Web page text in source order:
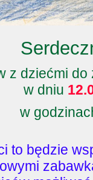
z dziećmi
w dniu
w
to będzie